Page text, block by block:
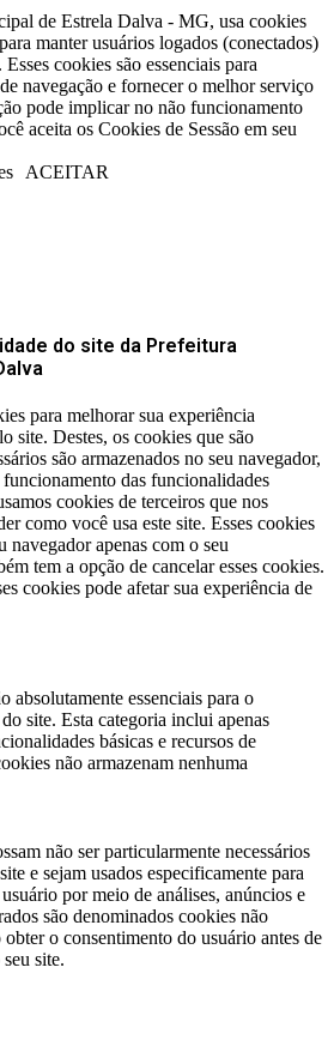
de Estrela Dalva - MG, usa cookies
manter usuários logados (conectados)
cookies são essenciais para
navegação e fornecer o melhor serviço
pode implicar no não funcionamento
aceita os Cookies de Sessão em seu
ACEITAR
do site da Prefeitura
para melhorar sua experiência
site. Destes, os cookies que são
são armazenados no seu navegador,
funcionamento das funcionalidades
cookies de terceiros que nos
como você usa este site. Esses cookies
navegador apenas com o seu
tem a opção de cancelar esses cookies.
cookies pode afetar sua experiência de
absolutamente essenciais para o
site. Esta categoria inclui apenas
básicas e recursos de
não armazenam nenhuma
não ser particularmente necessários
e sejam usados ​​especificamente para
por meio de análises, anúncios e
são denominados cookies não
o consentimento do usuário antes de
site.